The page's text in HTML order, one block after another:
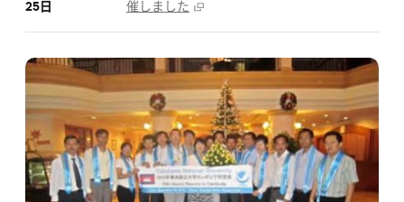
25日
催しました